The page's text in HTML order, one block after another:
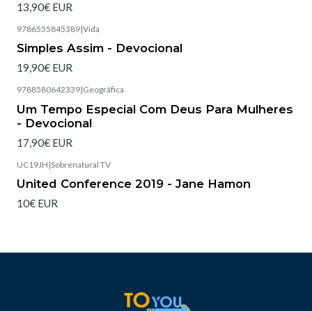
13,90€ EUR
9786555845389|Vida
Simples Assim - Devocional
19,90€ EUR
9788580642339|Geográfica
Um Tempo Especial Com Deus Para Mulheres
- Devocional
17,90€ EUR
UC19JH |Sobrenatural TV
United Conference 2019 - Jane Hamon
10€ EUR